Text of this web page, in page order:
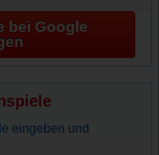
bei Google
eingeben und